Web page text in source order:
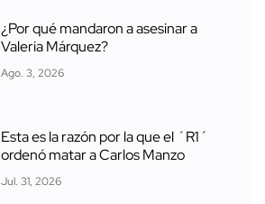
¿Por qué mandaron a asesinar a
Valeria Márquez?
Ago. 3, 2026
Esta es la razón por la que el ´R1´
ordenó matar a Carlos Manzo
Jul. 31, 2026